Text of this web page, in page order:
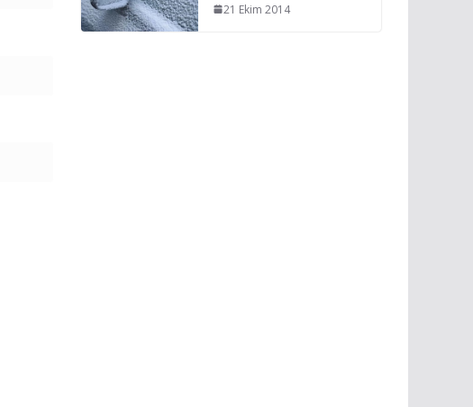
21 Ekim 2014